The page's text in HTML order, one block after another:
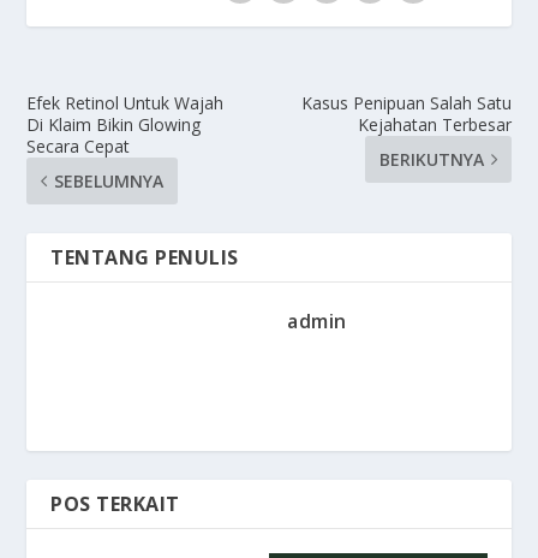
Efek Retinol Untuk Wajah
Di Klaim Bikin Glowing
Secara Cepat
SEBELUMNYA
Kasus Penipuan Salah Satu
Kejahatan Terbesar
BERIKUTNYA
TENTANG PENULIS
admin
POS TERKAIT